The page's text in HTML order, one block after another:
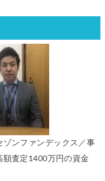
ゾンファンデックス／事
額査定1400万円の資金